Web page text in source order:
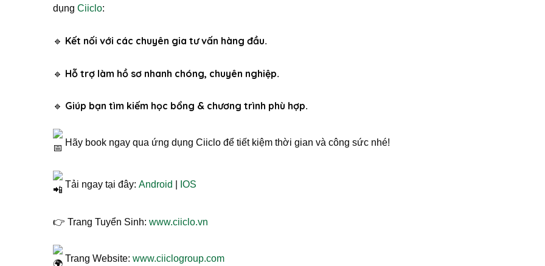
dụng Ciiclo:
🔹 Kết nối với các chuyên gia tư vấn hàng đầu.
🔹 Hỗ trợ làm hồ sơ nhanh chóng, chuyên nghiệp.
🔹 Giúp bạn tìm kiếm học bổng & chương trình phù hợp.
Hãy book ngay qua ứng dụng Ciiclo để tiết kiệm thời gian và công sức nhé!
Tải ngay tại đây: Android IOS
👉 Trang Tuyển Sinh: www.ciiclo.vn
Trang Website: www.ciiclogroup.com